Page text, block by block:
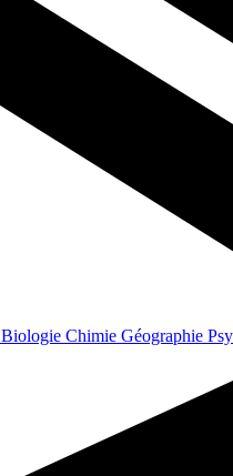
Biologie Chimie Géographie